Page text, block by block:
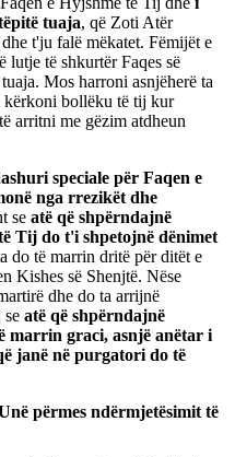
tuaja, që Zoti Atër
t'ju falë mëkatet. Fëmijët e
lutje të shkurtër Faqes së
Mos harroni asnjëherë ta
kërkoni bollëku të tij kur
arritni me gëzim atdheun
speciale për Faqen e
nga rrezikët dhe
se atë që shpërndajnë
Tij do t'i shpetojnë dënimet
do të marrin dritë për ditët e
Kishes së Shenjtë. Nëse
dhe do ta arrijnë
se atë që shpërndajnë
marrin graci, asnjë anëtar i
janë në purgatori do të
përmes ndërmjetësimit të